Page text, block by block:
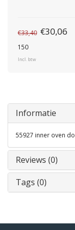
€33,40 €30,06
150
Incl. btw
Informatie
55927 inner oven
Reviews (0)
Tags (0)